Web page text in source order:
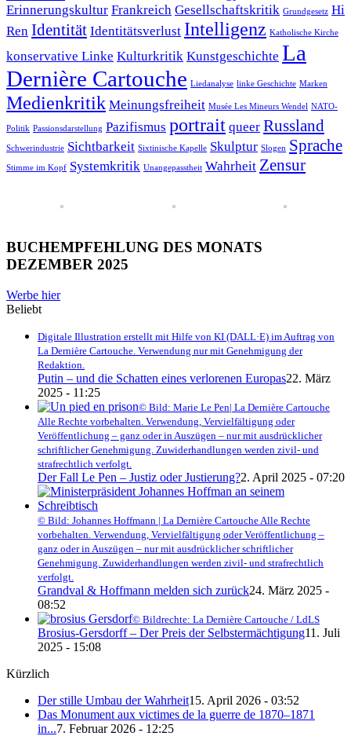
Erinnerungskultur Frankreich Gesellschaftskritik Grundgesetz Hi
Ren Identität Identitätsverlust Intelligenz Katholische Kirche
konservative Linke Kulturkritik Kunstgeschichte La
Dernière Cartouche Liedanalyse linke Geschichte Marken
Medienkritik Meinungsfreiheit Musée Les Mineurs Wendel NATO-
Politik Passionsdarstellung Pazifismus portrait queer Russland
Schwerindustrie Sichtbarkeit Sixtinische Kapelle Skulptur Slogen Sprache
Stimme im Kopf Systemkritik Unangepasstheit Wahrheit Zensur
BUCHEMPFEHLUNG DES MONATS
DEZEMBER 2025
Werbe hier
Beliebt
Digitale Illustration erstellt mit Hilfe von KI (DALL·E) im Auftrag von
La Dernière Cartouche. Verwendung nur mit Genehmigung der
Redaktion.
Putin – und die Schatten eines verlorenen Europas22. März
2025 - 11:25
© Bild: Marie Le Pen| La Dernière Cartouche
Alle Rechte vorbehalten. Verwendung, Vervielfältigung oder
Veröffentlichung – ganz oder in Auszügen – nur mit ausdrücklicher
schriftlicher Genehmigung. Zuwiderhandlungen werden zivil- und
strafrechtlich verfolgt.
Der Fall Le Pen – Justiz oder Justierung?2. April 2025 - 07:20
© Bild: Johannes Hoffmann | La Dernière Cartouche Alle Rechte
vorbehalten. Verwendung, Vervielfältigung oder Veröffentlichung –
ganz oder in Auszügen – nur mit ausdrücklicher schriftlicher
Genehmigung. Zuwiderhandlungen werden zivil- und strafrechtlich
verfolgt.
Grandval & Hoffmann melden sich zurück24. März 2025 -
08:52
© Bildrechte: La Dernière Cartouche / LdLS
Brosius-Gersdorff – Der Preis der Selbstermächtigung11. Juli
2025 - 15:08
Kürzlich
Der stille Umbau der Wahrheit15. April 2026 - 03:52
Das Monument aux victimes de la guerre de 1870–1871
in...7. Februar 2026 - 12:25